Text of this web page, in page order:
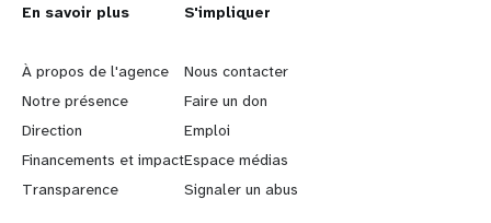
L
e
a
r
n
En savoir plus
À propos de l'agence
Notre présence
Direction
Financements et impact
Transparence
G
o
b
e
y
S'impliquer
Nous contacter
Faire un don
Emploi
Espace médias
Signaler un abus